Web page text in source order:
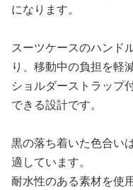
になります。
スーツケースのハンド
り、移動中の負担を軽
ショルダーストラップ
できる設計です。
黒の落ち着いた色合い
適しています。
耐水性のある素材を使